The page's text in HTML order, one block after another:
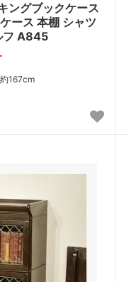
ングブックケース
ース 本棚 シャツ
フ A845
167cm